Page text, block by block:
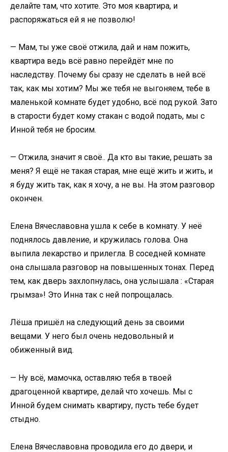
делайте там, что хотите. Это моя квартира, и
распоряжаться ей я не позволю!
— Мам, ты уже своё отжила, дай и нам пожить,
квартира ведь всё равно перейдёт мне по
наследству. Почему бы сразу не сделать в ней всё
так, как мы хотим? Мы же тебя не выгоняем, тебе в
маленькой комнате будет удобно, всё под рукой. Зато
в старости будет кому стакан с водой подать, мы с
Инной тебя не бросим.
— Отжила, значит я своё.. Да кто вы такие, решать за
меня? Я ещё не такая старая, мне ещё жить и жить, и
я буду жить так, как я хочу, а не вы. На этом разговор
окончен.
Елена Вячеславовна ушла к себе в комнату. У неё
поднялось давление, и кружилась голова. Она
выпила лекарство и прилегла. В соседней комнате
она слышала разговор на повышенных тонах. Перед
тем, как дверь захлопнулась, она услышала : «Старая
грымза»! Это Инна так с ней попрощалась.
Лёша пришёл на следующий день за своими
вещами. У него был очень недовольный и
обиженный вид.
— Ну всё, мамочка, оставляю тебя в твоей
драгоценной квартире, делай что хочешь. Мы с
Инной будем снимать квартиру, пусть тебе будет
стыдно.
Елена Вячеславовна проводила его до двери, и